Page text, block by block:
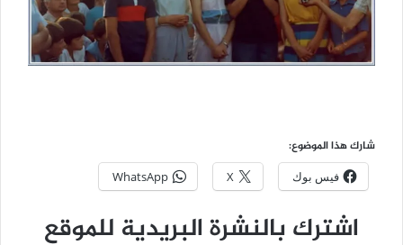
شارك هذا الموضوع:
فيس بوك X
WhatsApp
اشترك بالنشرة البريدية للموقع